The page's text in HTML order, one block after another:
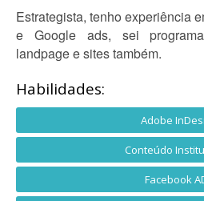
Estrategista, tenho experiência
e Google ads, sei
landpage e sites também.
Habilidades:
Adobe
Conteúdo
Facebook